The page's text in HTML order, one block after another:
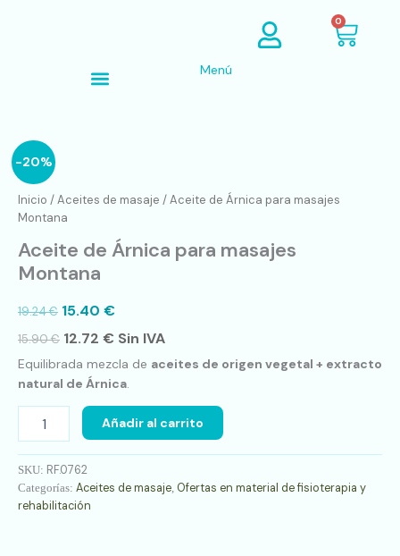
0
Cart
Menú
-20%
Inicio /Aceites de masaje / Aceite de Árnica para masajes
Montana
Aceite de Árnica para masajes
Montana
19.24€ 15.40 €
15.90€ 12.72 € Sin IVA
Equilibrada mezcla de aceites de origen vegetal + extracto
natural de Árnica.
Aceite
para
masajes
Montana
Añadir al carrito
SKU: RF.0762
Categorías: Aceites de masaje Ofertas en material de fisioterapia y
rehabilitación